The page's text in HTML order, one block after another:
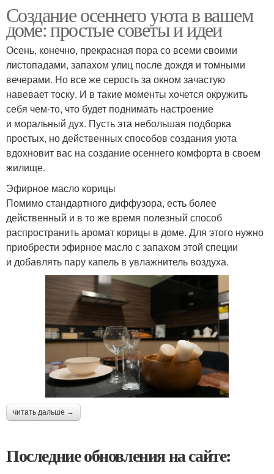
Создание осеннего уюта в вашем
доме: простые советы и идеи
Осень, конечно, прекрасная пора со всеми своими
листопадами, запахом улиц после дождя и томными
вечерами. Но все же серость за окном зачастую
навевает тоску. И в такие моменты хочется окружить
себя чем-то, что будет поднимать настроение
и моральный дух. Пусть эта небольшая подборка
простых, но действенных способов создания уюта
вдохновит вас на создание осеннего комфорта в своем
жилище.
Эфирное масло корицы
Помимо стандартного диффузора, есть более
действенный и в то же время полезный способ
распространить аромат корицы в доме. Для этого нужно
приобрести эфирное масло с запахом этой специи
и добавлять пару капель в увлажнитель воздуха.
читать дальше →
Последние обновления на сайте: